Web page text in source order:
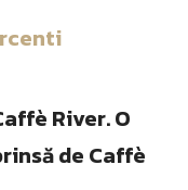
River. O
de Caffè